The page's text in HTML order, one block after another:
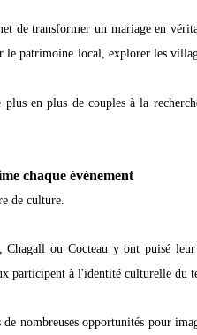
de transformer un mariage en
le patrimoine local, explorer les
en plus de couples à la
chaque événement
de culture.
Chagall ou Cocteau y ont puisé
participent à l'identité culturelle du
nombreuses opportunités pour